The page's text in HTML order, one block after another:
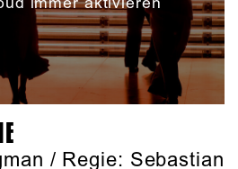
/ Regie: Sebastian